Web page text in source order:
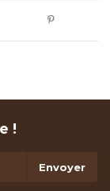
!
Envoyer